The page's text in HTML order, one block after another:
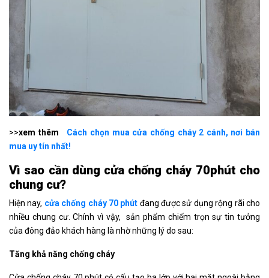
>>xem thêm
Cách chọn mua cửa chống cháy 2 cánh, nơi bán
mua uy tín nhất!
Vì sao cần dùng cửa chống cháy 70phút cho
chung cư?
Hiện nay, cửa chống cháy 70 phút đang được sử dụng rộng rãi cho
nhiều chung cư. Chính vì vậy, sản phẩm chiếm trọn sự tin tưởng
của đông đảo khách hàng là nhờ những lý do sau:
Tăng khả năng chống cháy